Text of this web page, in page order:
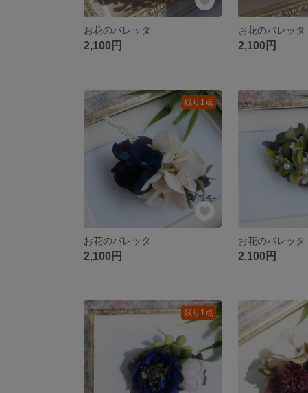
お花のバレッタ
2,100円
お花のバレッタ
2,100円
残り1点
お花のバレッタ
2,100円
お花のバレッタ
2,100円
残り1点